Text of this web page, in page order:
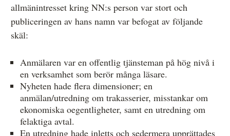
allmänintresset kring NN:s person var stort och
publiceringen av hans namn var befogat av följande
skäl:
Anmälaren var en offentlig tjänsteman på hög nivå i
en verksamhet som berör många läsare.
Nyheten hade flera dimensioner; en
anmälan/utredning om trakasserier, misstankar om
ekonomiska oegentligheter, samt en utredning om
felaktiga avtal.
En utredning hade inletts och sedermera upprättades